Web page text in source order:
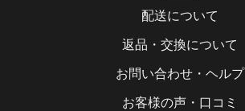
配送について
返品・交換について
お問い合わせ・ヘルプ
お客様の声・口コミ